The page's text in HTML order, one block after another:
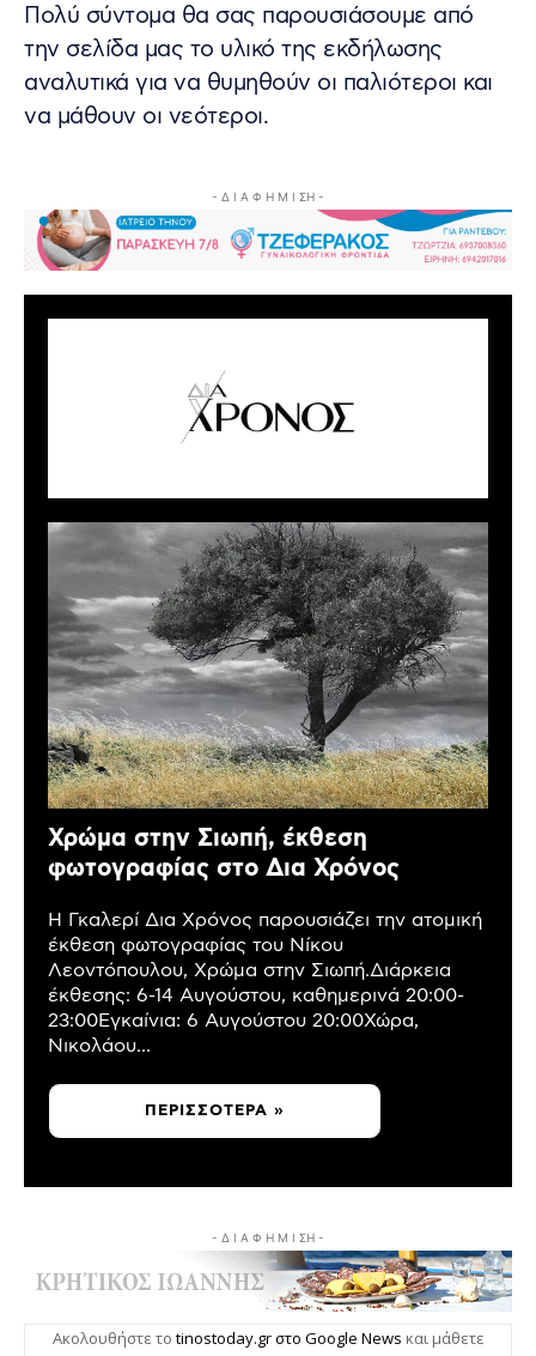
Πολύ σύντομα θα σας παρουσιάσουμε από
την σελίδα μας το υλικό της εκδήλωσης
αναλυτικά για να θυμηθούν οι παλιότεροι και
να μάθουν οι νεότεροι.
- Δ Ι Α Φ Η Μ Ι ΣΗ -
Χρώμα στην Σιωπή, έκθεση
φωτογραφίας στο Δια Χρόνος
Η Γκαλερί Δια Χρόνος παρουσιάζει την ατομική
έκθεση φωτογραφίας του Νίκου
Λεοντόπουλου, Χρώμα στην Σιωπή.Διάρκεια
έκθεσης: 6-14 Αυγούστου, καθημερινά 20:00-
23:00Εγκαίνια: 6 Αυγούστου 20:00Χώρα,
Νικολάου...
ΠΕΡΙΣΣΌΤΕΡΑ »
- Δ Ι Α Φ Η Μ Ι ΣΗ -
Ακολουθήστε το tinostoday.gr στο Google News και μάθετε